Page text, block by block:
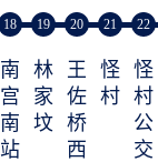
18
南
宫
南
站
19
林
家
坟
20
王
佐
桥
西
21
怪
村
22
怪
村
公
交